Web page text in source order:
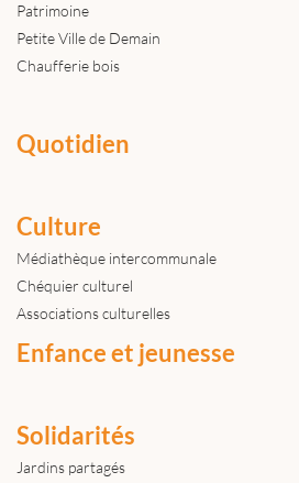
Patrimoine
Petite Ville de Demain
Chaufferie bois
Quotidien
Culture
Médiathèque intercommunale
Chéquier culturel
Associations culturelles
Enfance et jeunesse
Solidarités
Jardins partagés